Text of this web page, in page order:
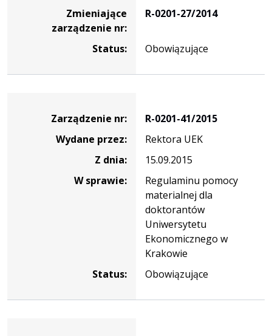
Zmieniające
zarządzenie nr:
R-0201-27/2014
Status: Obowiązujące
Zarządzenie nr:
R-0201-41/2015
Wydane przez:
Rektora UEK
Z dnia:
15.09.2015
W sprawie:
Regulaminu pomocy
materialnej dla
doktorantów
Uniwersytetu
Ekonomicznego w
Krakowie
Status:
Obowiązujące